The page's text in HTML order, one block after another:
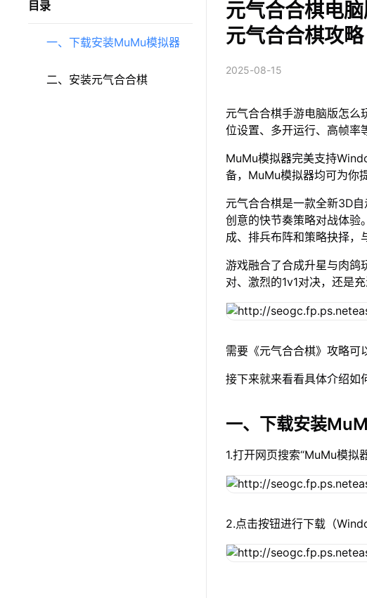
目录
一、下载安装MuMu模拟器
二、安装元气合合棋
元气合合棋电
元气合合棋攻略
2025-08-15
元气合合棋手游电脑版怎么
位设置、多开运行、高帧率
MuMu模拟器完美支持
备，MuMu模拟器均可为你
元气合合棋是一款全新3D
创意的快节奏策略对战体验
成、排兵布阵和策略抉择，
游戏融合了合成升星与肉鸽
对、激烈的1v1对决，还是
需要《元气合合棋》攻略
接下来就来看看具体介绍如
一、下载安装
1.打开网页搜索“MuMu模拟
2.点击按钮进行下载（